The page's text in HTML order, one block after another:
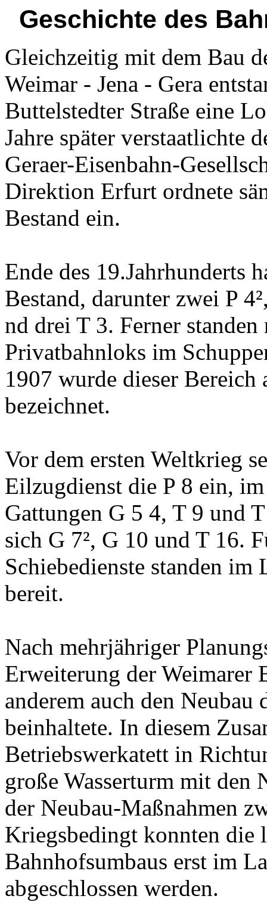
Geschichte des
Gleichzeitig mit dem Bau
Weimar - Jena - Gera
Buttelstedter Straße eine
Jahre später verstaatlichte
Geraer-Eisenbahn-
Direktion Erfurt ordnete
Bestand ein.
Ende des 19.Jahrhunderts
Bestand, darunter zwei P
nd drei T 3. Ferner standen
Privatbahnloks im
1907 wurde dieser
bezeichnet.
Vor dem ersten Weltkrieg
Eilzugdienst die P 8 ein,
Gattungen G 5 4, T 9 und
sich G 7², G 10 und T 16.
Schiebedienste standen
bereit.
Nach mehrjähriger
Erweiterung der Weimarer
anderem auch den Neubau
beinhaltete. In diesem
Betriebswerkatett in
große Wasserturm mit den
der Neubau-Maßnahmen
Kriegsbedingt konnten die
Bahnhofsumbaus erst im
abgeschlossen werden.